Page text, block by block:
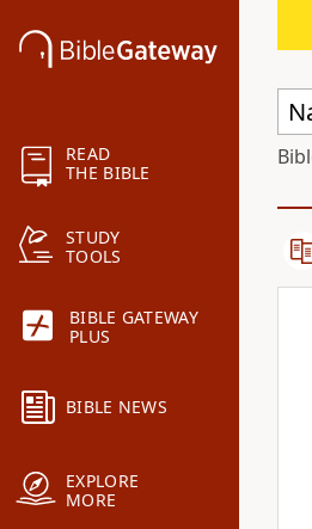
READ
THE BIBLE
STUDY
TOOLS
BIBLE GATEWAY
PLUS
BIBLE NEWS
EXPLORE
MORE